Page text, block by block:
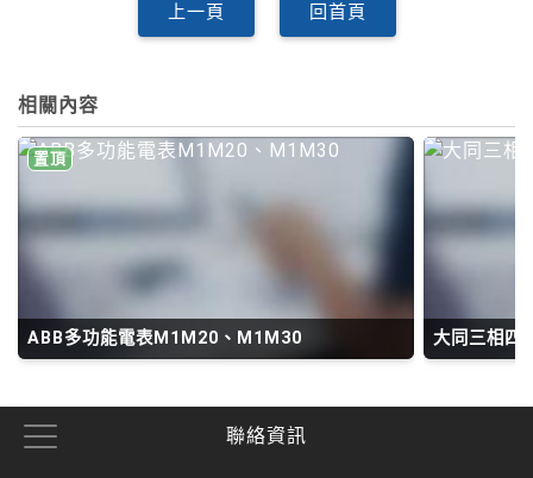
上一頁 回首頁
相關內容
置頂
ABB多功能電表M1M20、M1M30 大同三相四
聯絡資訊